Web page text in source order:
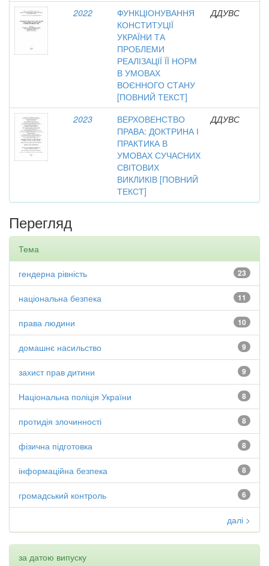
2022
ФУНКЦІОНУВАННЯ
КОНСТИТУЦІЇ
УКРАЇНИ ТА
ПРОБЛЕМИ
РЕАЛІЗАЦІЇ ЇЇ НОРМ
В УМОВАХ
ВОЄННОГО СТАНУ
[ПОВНИЙ ТЕКСТ]
ДДУВС
2023
ВЕРХОВЕНСТВО
ПРАВА: ДОКТРИНА І
ПРАКТИКА В
УМОВАХ СУЧАСНИХ
СВІТОВИХ
ВИКЛИКІВ [ПОВНИЙ
ТЕКСТ]
ДДУВС
Перегляд
Тема
23
гендерна рівність
11
національна безпека
10
права людини
9
домашнє насильство
9
захист прав дитини
8
Національна поліція України
8
протидія злочинності
8
фізична підготовка
8
інформаційна безпека
6
громадський контроль
далі >
за датою випуску